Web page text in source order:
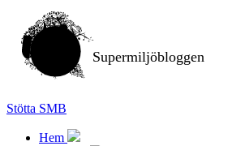
Supermiljöbloggen
Stötta SMB
Hem